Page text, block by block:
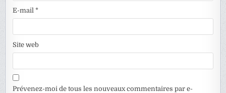
E-mail*
Site web
Prévenez-moi de tous les nouveaux commentaires par e-